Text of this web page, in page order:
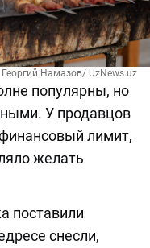
Георгий Намазов/ UzNews.uz
популярны, но
У продавцов
лимит,
желать
поставили
снесли,